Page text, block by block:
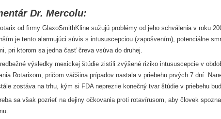
Dr. Mercolu:
od firmy GlaxoSmithKline sužujú problémy od jeho schválenia v roku
je tento alarmujúci súvis s intususcepciou (zapošvením), potenciálne
pri ktorom sa jedna časť čreva vsúva do druhej.
výsledky mexickej štúdie zistili zvýšené riziko intususcepcie v
Rotarixom, pričom väčšina prípadov nastala v priebehu prvých 7 dní.
zostáva na trhu, kým si FDA neprezrie konečný tvar štúdie v priebehu
sa však pozrieť na dejiny očkovania proti rotavírusom, aby človek